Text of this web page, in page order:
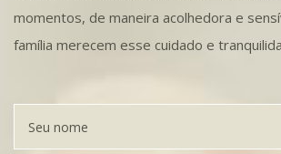
momentos, de maneira acolhedora e
família merecem esse cuidado e